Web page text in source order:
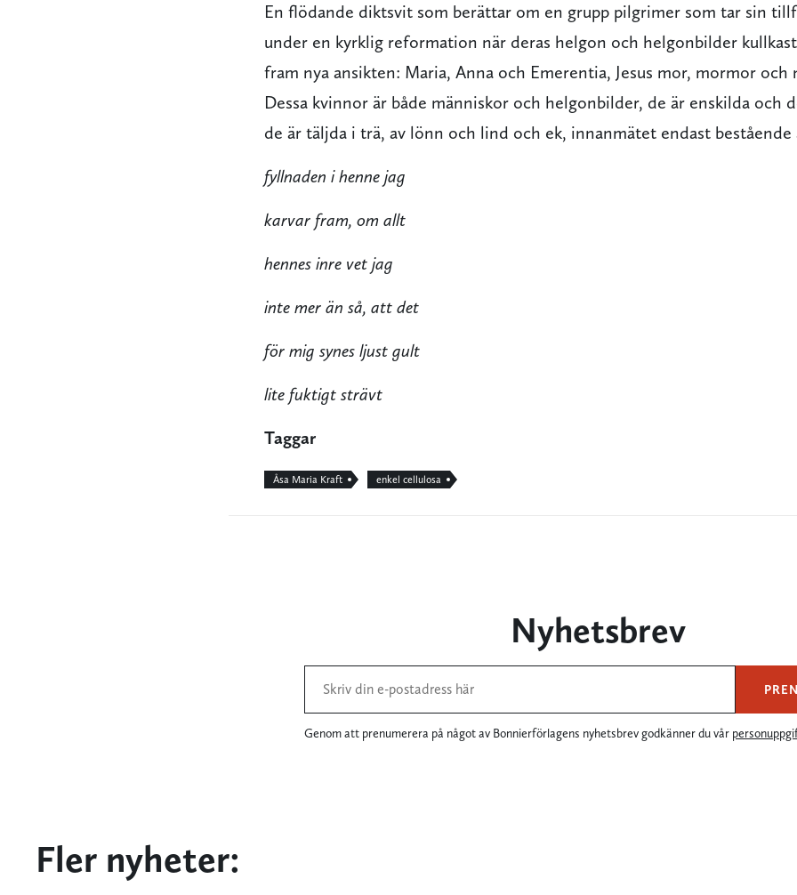
En flödande diktsvit som berättar om en grupp pilgrimer som tar sin
under en kyrklig reformation när deras helgon och helgonbilder
fram nya ansikten: Maria, Anna och Emerentia, Jesus mor, mormor och
Dessa kvinnor är både människor och helgonbilder, de är enskilda och
de är täljda i trä, av lönn och lind och ek, innanmätet endast bestående
fyllnaden i henne jag
karvar fram, om allt
hennes inre vet jag
inte mer än så, att det
för mig synes ljust gult
lite fuktigt strävt
Taggar
Åsa Maria Kraft enkel cellulosa
Nyhetsbrev
Genom att prenumerera på något av Bonnierförlagens nyhetsbrev godkänner du vår
Fler nyheter: